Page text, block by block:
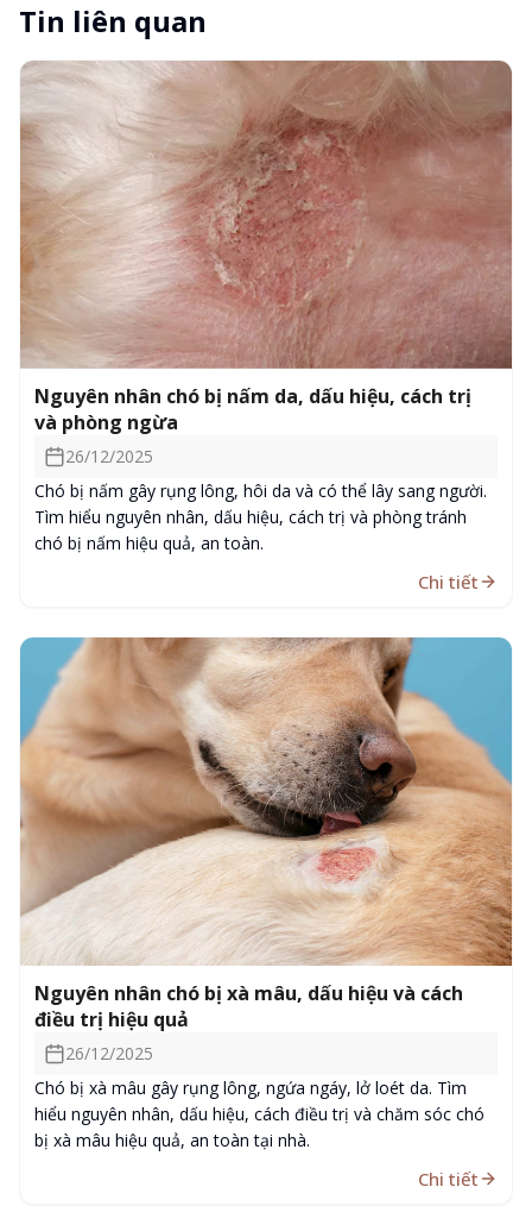
Tin liên quan
Nguyên nhân chó bị nấm da, dấu hiệu, cách trị
và phòng ngừa
26/12/2025
Chó bị nấm gây rụng lông, hôi da và có thể lây sang người.
Tìm hiểu nguyên nhân, dấu hiệu, cách trị và phòng tránh
chó bị nấm hiệu quả, an toàn.
Chi tiết
Nguyên nhân chó bị xà mâu, dấu hiệu và cách
điều trị hiệu quả
26/12/2025
Chó bị xà mâu gây rụng lông, ngứa ngáy, lở loét da. Tìm
hiểu nguyên nhân, dấu hiệu, cách điều trị và chăm sóc chó
bị xà mâu hiệu quả, an toàn tại nhà.
Chi tiết